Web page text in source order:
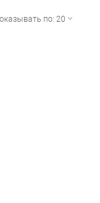
по: 20